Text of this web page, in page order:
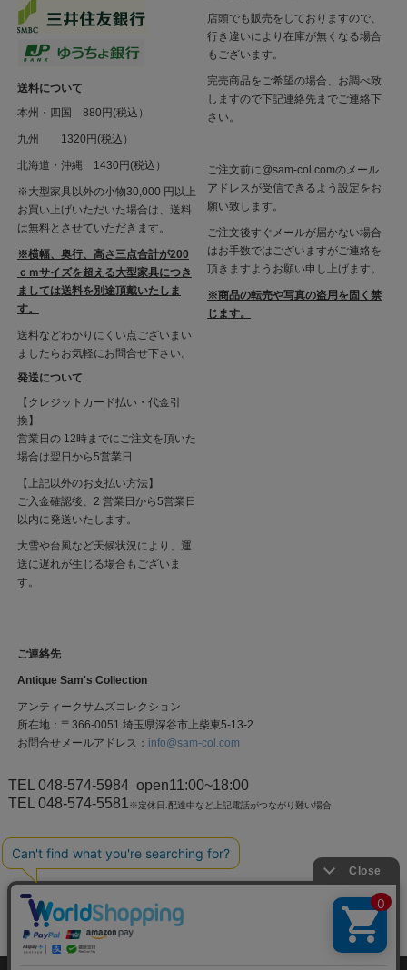
送料について
本州・四国 880円(税込）
九州 1320円(税込）
北海道・沖縄 1430円(税込）
※大型家具以外の小物30,000 円以上
お買い上げいただいた場合は、送料
は無料とさせていただきます。
※横幅、奥行、高さ三点合計が200
ｃｍサイズを超える大型家具につき
ましては送料を別途頂戴いたしま
す。
送料などわかりにくい点ございまい
ましたらお気軽にお問合せ下さい。
発送について
【クレジットカード払い・代金引
換】
営業日の 12時までにご注文を頂いた
場合は翌日から5営業日
【上記以外のお支払い方法】
ご入金確認後、2 営業日から5営業日
以内に発送いたします。
大雪や台風など天候状況により、運
送に遅れが生じる場合もございま
す。
店頭でも販売をしておりますので、
行き違いにより在庫が無くなる場合
もございます。
完売商品をご希望の場合、お調べ致
しますので下記連絡先までご連絡下
さい。
ご注文前に@sam-col.comのメール
アドレスが受信できるよう設定をお
願い致します。
ご注文後すぐメールが届かない場合
はお手数ではございますがご連絡を
頂きますようお願い申し上げます。
※商品の転売や写真の盗用を固く禁
じます。
ご連絡先
Antique Sam's Collection
アンティークサムズコレクション
所在地：〒366-0051 埼玉県深谷市上柴東5-13-2
お問合せメールアドレス： info@sam-col.com
TEL 048-574-5984open11:00~18:00
TEL 048-574-5581 ※定休日.配達中など上記電話がつながり難い場合